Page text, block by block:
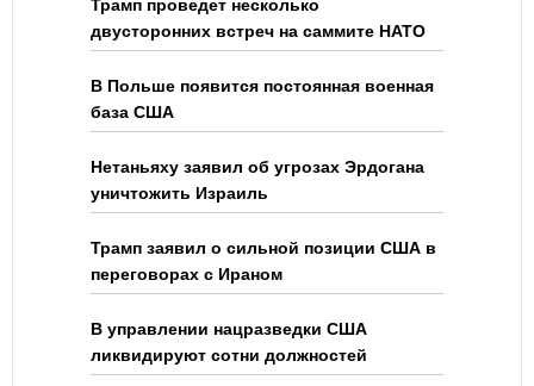
Трамп проведет несколько
двусторонних встреч на саммите НАТО
В Польше появится постоянная военная
база США
Нетаньяху заявил об угрозах Эрдогана
уничтожить Израиль
Трамп заявил о сильной позиции США в
переговорах с Ираном
В управлении нацразведки США
ликвидируют сотни должностей